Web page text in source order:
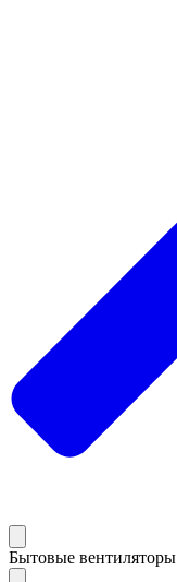
Бытовые вентиляторы